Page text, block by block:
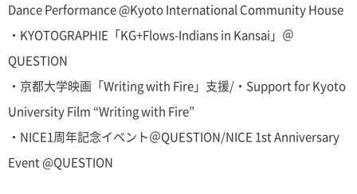
Dance Performance @Kyoto International Community House
・KYOTOGRAPHIE「KG+Flows-Indians in Kansai」＠
QUESTION
・京都大学映画「Writing with Fire」支援/・Support for Kyoto
University Film “Writing with Fire”
・NICE1周年記念イベント＠QUESTION/NICE 1st Anniversary
Event @QUESTION